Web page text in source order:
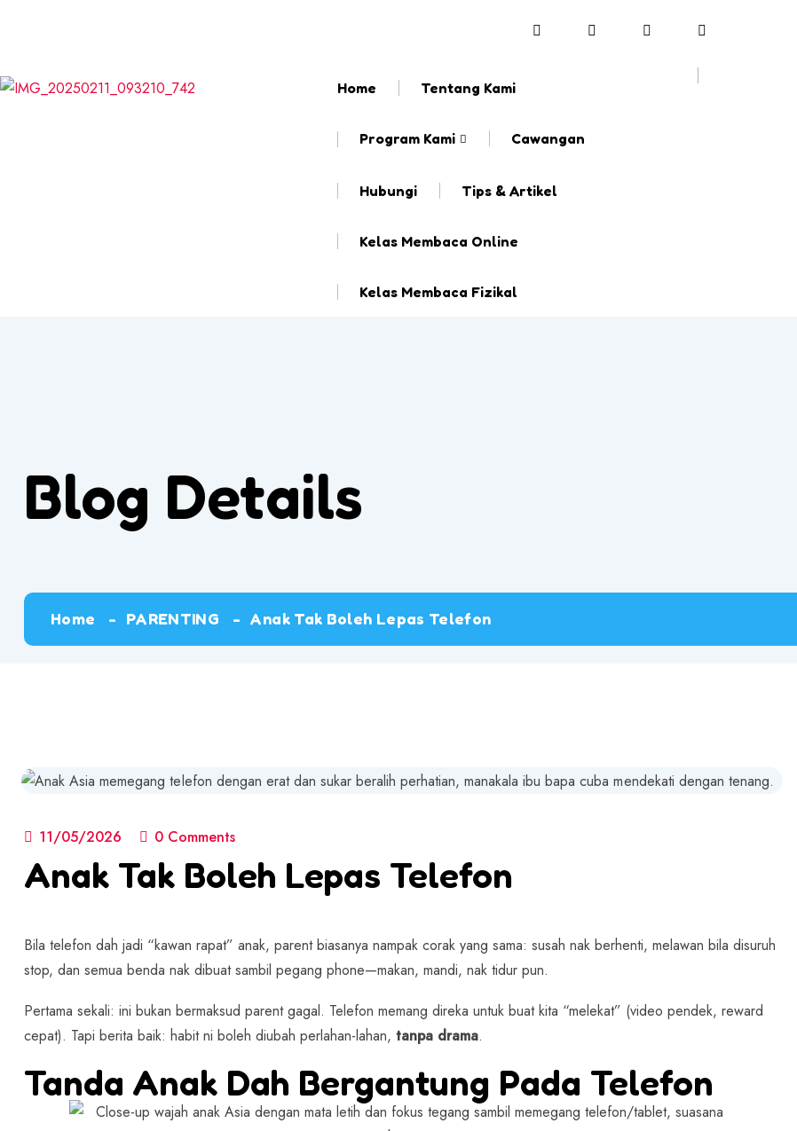
Home Tentang Kami
Program Kami Cawangan
Hubungi Tips & Artikel
Kelas Membaca Online
Kelas Membaca Fizikal
Blog Details
Home PARENTING Anak Tak Boleh Lepas Telefon
11/05/2026 0 Comments
Anak Tak Boleh Lepas Telefon
Bila telefon dah jadi “kawan rapat” anak, parent biasanya nampak corak yang sama: susah nak berhenti, melawan bila disuruh
stop, dan semua benda nak dibuat sambil pegang phone—makan, mandi, nak tidur pun.
Pertama sekali: ini bukan bermaksud parent gagal. Telefon memang direka untuk buat kita “melekat” (video pendek, reward
cepat). Tapi berita baik: habit ni boleh diubah perlahan-lahan, tanpa drama.
Tanda Anak Dah Bergantung Pada Telefon